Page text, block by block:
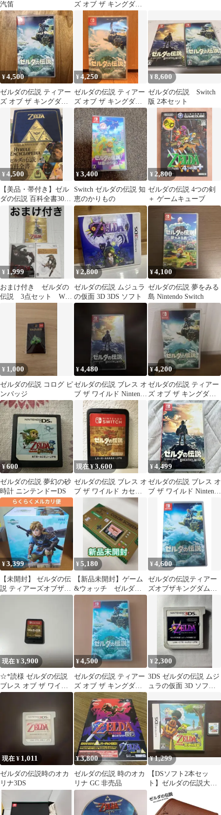
汽笛
ズ オブ ザ キングダム
¥4,500
ゼルダの伝説 ティアー
ズ オブ ザ キングダム
Switch ソフト
¥4,250
ゼルダの伝説 ティアー
ズ オブ ザ キングダム
Nintendo Switch
¥8,600
ゼルダの伝説 Switch
版 2本セット
¥4,500
【美品・帯付き】ゼル
ダの伝説 百科全書30周
年記念書籍 第2集
¥3,400
Switch ゼルダの伝説 知
恵のかりもの
¥2,800
ゼルダの伝説 4つの剣
＋ ゲームキューブ
¥ 1,999
おまけ付き ゼルダの
伝説 3点セット Wii
¥2,800
ゼルダの伝説 ムジュラ
の仮面 3D 3DS ソフト
¥4,100
ゼルダの伝説 夢をみる
島 Nintendo Switch
¥ 1,000
ゼルダの伝説 コログ ピ
ンバッジ
¥4,480
ゼルダの伝説 ブレス オ
ブ ザ ワイルド Nintendo
Switch
¥4,200
ゼルダの伝説 ティアー
ズ オブ ザ キングダム
Switch
¥600
ゼルダの伝説 夢幻の砂
時計 ニンテンドーDS
現在 ¥3,600
ゼルダの伝説 ブレス オ
ブ ザ ワイルド カセッ
¥4,499
ゼルダの伝説 ブレス オ
ブ ザ ワイルド Nintendo
Switch
¥3,399
【未開封】 ゼルダの伝
説 ティアーズオブザキ
ングダム FIGURIZMα
¥5,180
【新品未開封】ゲーム
&ウォッチ ゼルダの
伝説
¥4,600
ゼルダの伝説ティアー
ズオブザキングダム
Switch版
現在 ¥3,900
☆*読様 ゼルダの伝説
ブレス オブ ザ ワイル
ド Switch ソフトのみ
¥4,500
ゼルダの伝説 ティアー
ズ オブ ザ キングダム
Nintendo Switch
¥2,300
3DS ゼルダの伝説 ムジ
ュラの仮面 3D ソフト
現在 ¥ 1,011
ゼルダの伝説時のオカ
リナ3DS
¥3,800
ゼルダの伝説 時のオカ
リナ GC 非売品
¥1,299
【DSソフト2本セッ
ト】ゼルダの伝説大地
の汽笛（箱あり）／夢
幻の砂時計（箱なし）